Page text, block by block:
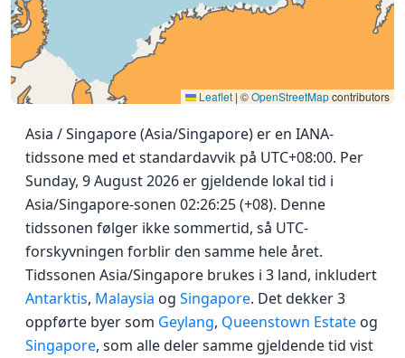
Leaflet | ©OpenStreetMapcontributors
Asia / Singapore (Asia/Singapore) er en IANA-
tidssone med et standardavvik på UTC+08:00. Per
Sunday, 9 August 2026 er gjeldende lokal tid i
Asia/Singapore-sonen 02:26:25 (+08). Denne
tidssonen følger ikke sommertid, så UTC-
forskyvningen forblir den samme hele året.
Tidssonen Asia/Singapore brukes i 3 land, inkludert
Antarktis, Malaysia og Singapore. Det dekker 3
oppførte byer som Geylang, Queenstown Estate og
Singapore, som alle deler samme gjeldende tid vist